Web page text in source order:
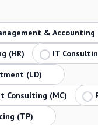
& Accounting
(HR)
IT
(LD)
Consulting (MC)
(TP)